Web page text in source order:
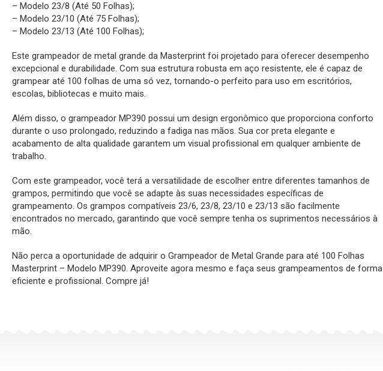
– Modelo 23/8 (Até 50 Folhas);
– Modelo 23/10 (Até 75 Folhas);
– Modelo 23/13 (Até 100 Folhas);
Este grampeador de metal grande da Masterprint foi projetado para oferecer desempenho
excepcional e durabilidade. Com sua estrutura robusta em aço resistente, ele é capaz de
grampear até 100 folhas de uma só vez, tornando-o perfeito para uso em escritórios,
escolas, bibliotecas e muito mais.
Além disso, o grampeador MP390 possui um design ergonômico que proporciona conforto
durante o uso prolongado, reduzindo a fadiga nas mãos. Sua cor preta elegante e
acabamento de alta qualidade garantem um visual profissional em qualquer ambiente de
trabalho.
Com este grampeador, você terá a versatilidade de escolher entre diferentes tamanhos de
grampos, permitindo que você se adapte às suas necessidades específicas de
grampeamento. Os grampos compatíveis 23/6, 23/8, 23/10 e 23/13 são facilmente
encontrados no mercado, garantindo que você sempre tenha os suprimentos necessários à
mão.
Não perca a oportunidade de adquirir o Grampeador de Metal Grande para até 100 Folhas
Masterprint – Modelo MP390. Aproveite agora mesmo e faça seus grampeamentos de forma
eficiente e profissional. Compre já!